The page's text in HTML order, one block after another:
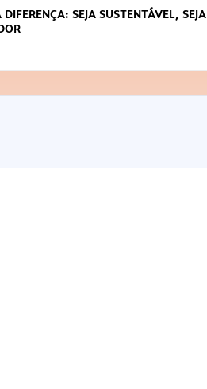
APRENDA A GERENCIAR O SEU TEMPO